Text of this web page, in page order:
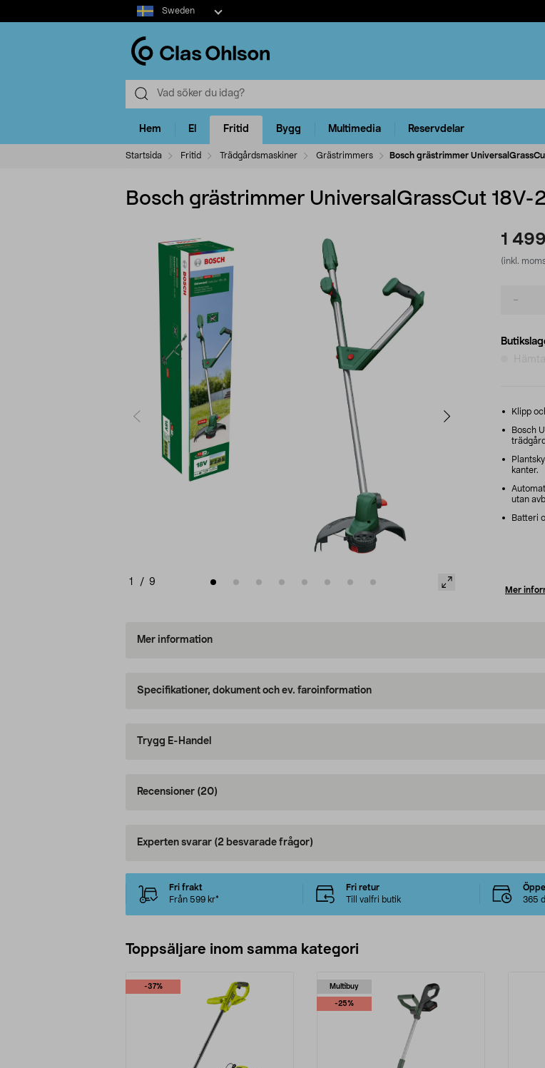
Select
market
Sweden
Hem El Fritid Bygg Multimedia Reservdelar
Startsida Fritid Trädgårdsmaskiner Grästrimmers Bosch grästrimmer
Bosch grästrimmer UniversalGrassCut 18V-
1 / 9
1
(inkl.
Klipp
Bosch
kanter.
utan
Batteri
Mer
Mer information
Specifikationer, dokument och ev. faroinformation
Trygg E-Handel
Recensioner (20)
Experten svarar (2 besvarade frågor)
Fri frakt
Från 599 kr*
Fri retur
Till valfri butik
365
Toppsäljare inom samma kategori
-37% Multibuy
-25%